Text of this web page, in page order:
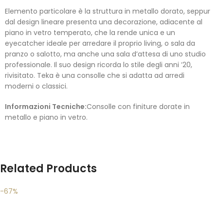
Elemento particolare è la struttura in metallo dorato, seppur
dal design lineare presenta una decorazione, adiacente al
piano in vetro temperato, che la rende unica e un
eyecatcher ideale per arredare il proprio living, o sala da
pranzo o salotto, ma anche una sala d’attesa di uno studio
professionale. Il suo design ricorda lo stile degli anni ’20,
rivisitato. Teka è una consolle che si adatta ad arredi
moderni o classici.
Informazioni Tecniche:Consolle con finiture dorate in
metallo e piano in vetro.
Related Products
-67%